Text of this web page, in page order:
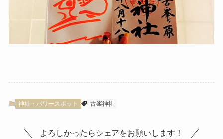
神社・パワースポット 古峯神社
よろしかったらシェアをお願いします！